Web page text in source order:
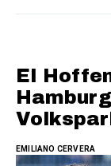
El
EMILIANO CERVERA